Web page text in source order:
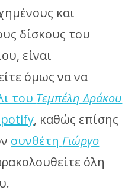
και
δίσκους του
είναι
όμως να να
του Τεμπέλη Δράκου
, καθώς επίσης
συνθέτη Γιώργο
όλη